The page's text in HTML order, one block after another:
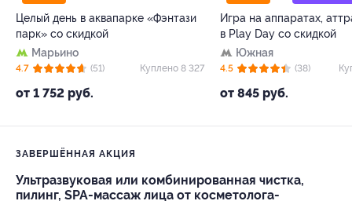
Целый день в аквапарке «Фэнтази
парк» со скидкой
Марьино
от 1 752 руб.
4.7 (51) Куплено 8 327
Игра на аппаратах,
в Play Day со скидкой
Южная
от 845 руб.
4.5 (38)
ЗАВЕРШЁННАЯ АКЦИЯ
Ультразвуковая или комбинированная чистка,
пилинг, SPA-массаж лица от косметолога-